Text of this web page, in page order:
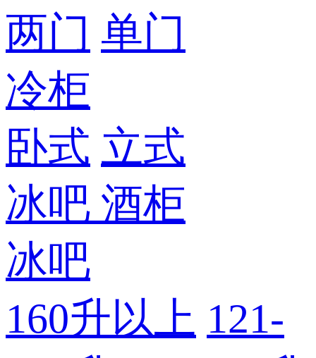
两门 单门
冷柜
卧式 立式
冰吧 酒柜
冰吧
160升以上 121-